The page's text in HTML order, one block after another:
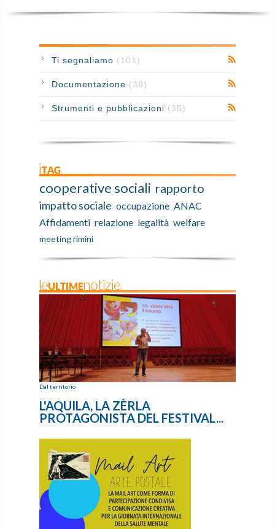
Ti segnaliamo (101)
Documentazione (38)
Strumenti e pubblicazioni (35)
iTAG
cooperative sociali rapporto
impatto sociale occupazione ANAC
Affidamenti relazione legalità welfare
meeting rimini
leULTIMEnotizie
Dal territorio
L'AQUILA, LA ZÈRLA
PROTAGONISTA DEL FESTIVAL...